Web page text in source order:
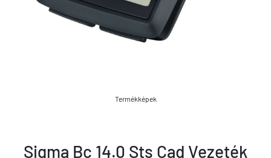
Termékképek
Sigma Bc 14.0 Sts Cad Vezeték